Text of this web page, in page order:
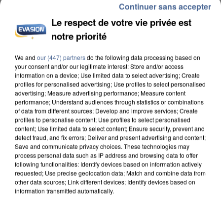
12h00
Gabriel Attal et Raphaël Glucksmann visés par des
ingérences...
Le respect de votre vie privée est
notre priorité
We and our (447) partnersdo the following data processing based on
your consent and/or our legitimate interest: Store and/or access
information on a device; Use limited data to select advertising; Create
profiles for personalised advertising; Use profiles to select personalised
advertising; Measure advertising performance; Measure content
performance; Understand audiences through statistics or combinations
of data from different sources; Develop and improve services; Create
profiles to personalise content; Use profiles to select personalised
content; Use limited data to select content; Ensure security, prevent and
detect fraud, and fix errors; Deliver and present advertising and content;
Save and communicate privacy choices. These technologies may
process personal data such as IP address and browsing data to offer
following functionalities: Identify devices based on information actively
requested; Use precise geolocation data; Match and combine data from
other data sources; Link different devices; Identify devices based on
information transmitted automatically.
Continuer sans accepter